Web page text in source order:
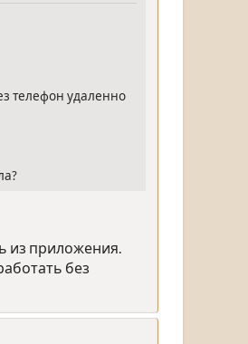
телефон удаленно
из приложения.
без